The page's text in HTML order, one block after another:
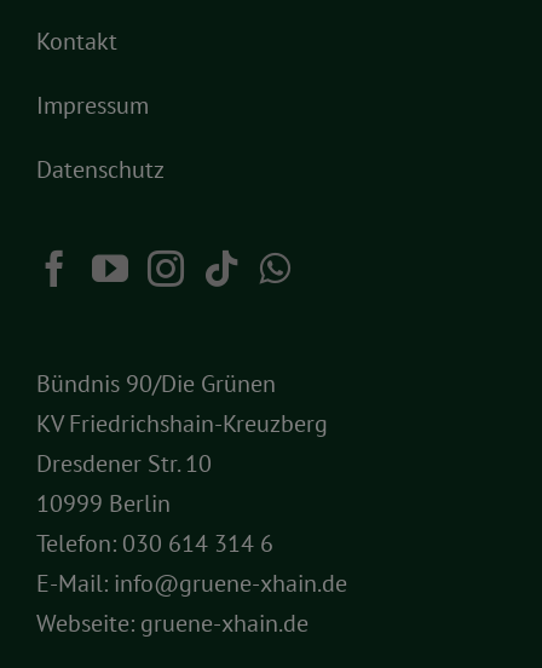
Kontakt
Impressum
Datenschutz
Bündnis 90/Die Grünen
KV Friedrichshain-Kreuzberg
Dresdener Str. 10
10999 Berlin
Telefon: 030 614 314 6
E-Mail: info@gruene-xhain.de
Webseite: gruene-xhain.de